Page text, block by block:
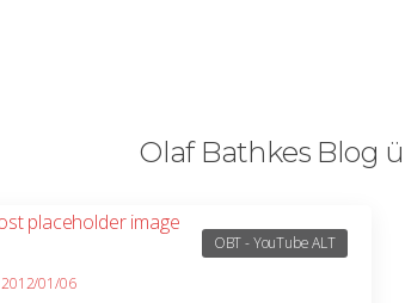
Olaf Bathkes Blog
2012/01/06
OBT - YouTube ALT